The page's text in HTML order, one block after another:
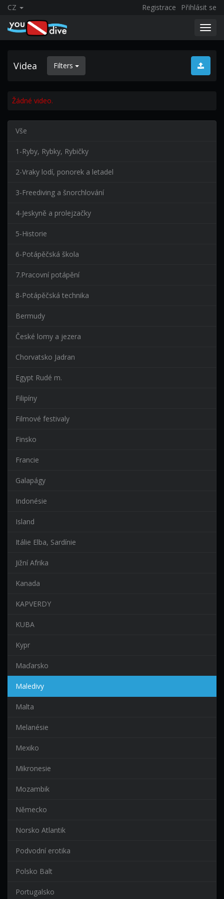
CZ Registrace Přihlásit se
Videa Filters
Žádné video.
Vše
1-Ryby, Rybky, Rybičky
2-Vraky lodí, ponorek a letadel
3-Freediving a šnorchlování
4-Jeskyně a prolejzačky
5-Historie
6-Potápěčská škola
7.Pracovní potápění
8-Potápěčská technika
Bermudy
České lomy a jezera
Chorvatsko Jadran
Egypt Rudé m.
Filipíny
Filmové festivaly
Finsko
Francie
Galapágy
Indonésie
Island
Itálie Elba, Sardínie
Jižní Afrika
Kanada
KAPVERDY
KUBA
Kypr
Maďarsko
Maledivy
Malta
Melanésie
Mexiko
Mikronesie
Mozambik
Německo
Norsko Atlantik
Podvodní erotika
Polsko Balt
Portugalsko